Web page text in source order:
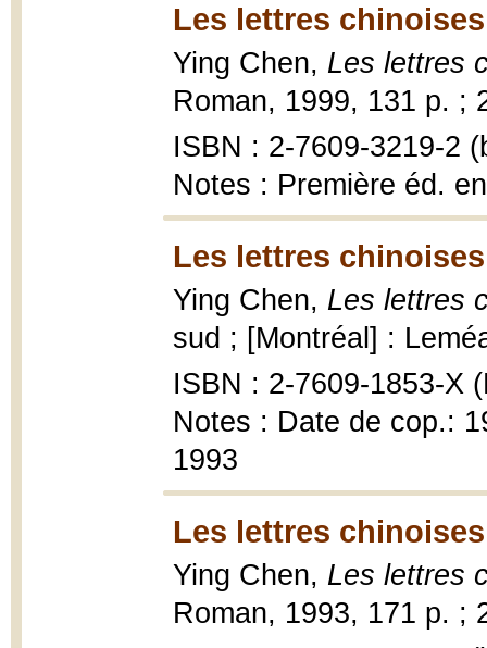
Les lettres
Ying Chen, Les lettres
Roman, 1999, 131 p. ;
ISBN : 2-7609-3219-2
Notes : Première éd.
Les lettres
Ying Chen, Les lettres
sud ; [Montréal] :
ISBN : 2-7609-1853-X
Notes : Date de cop.:
1993
Les lettres
Ying Chen, Les lettres
Roman, 1993, 171 p. ;